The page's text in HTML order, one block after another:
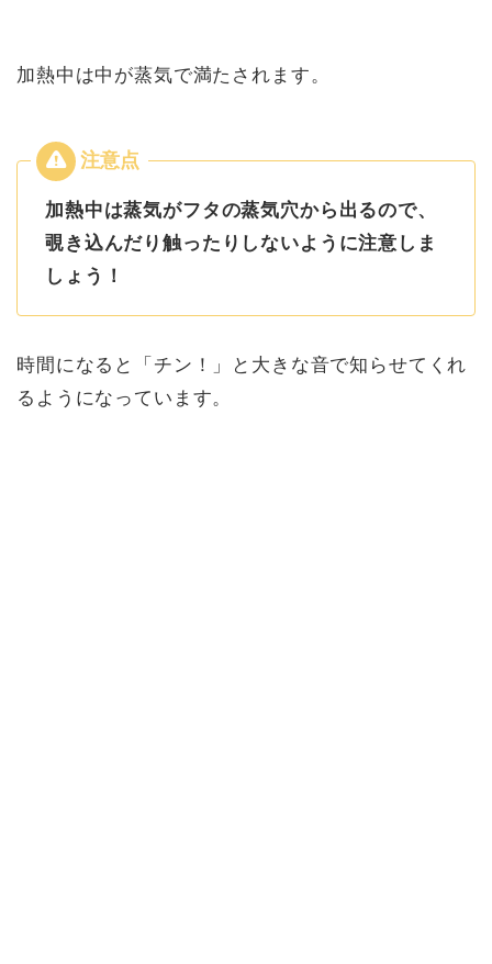
加熱中は中が蒸気で満たされます。
加熱中は蒸気がフタの蒸気穴から出るので、
覗き込んだり触ったりしないように注意しま
しょう！
時間になると「チン！」と大きな音で知らせてくれ
るようになっています。